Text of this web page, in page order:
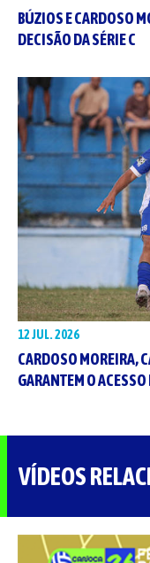
BÚZIOS E CARDOSO
DECISÃO DA SÉRIE C
12 JUL. 2026
CARDOSO MOREIRA,
GARANTEM O ACESSO
VÍDEOS